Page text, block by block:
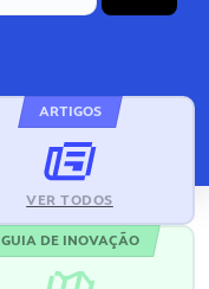
ARTIGOS
VER TODOS
GUIA DE INOVAÇÃO